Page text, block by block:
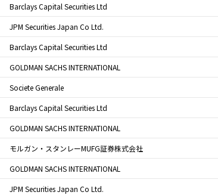
Barclays Capital Securities Ltd
JPM Securities Japan Co Ltd.
Barclays Capital Securities Ltd
GOLDMAN SACHS INTERNATIONAL
Societe Generale
Barclays Capital Securities Ltd
GOLDMAN SACHS INTERNATIONAL
モルガン・スタンレーMUFG証券株式会社
GOLDMAN SACHS INTERNATIONAL
JPM Securities Japan Co Ltd.